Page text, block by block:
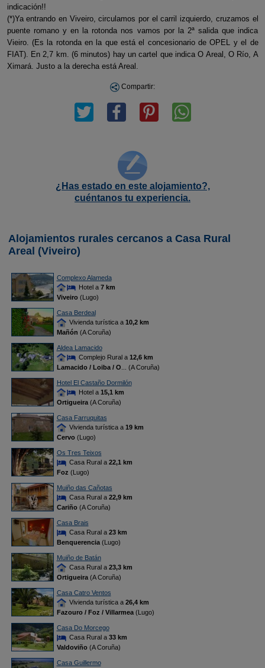
indicación!!
(*)Ya entrando en Viveiro, circulamos por el carril izquierdo, cruzamos el
puente romano y en la rotonda nos vamos por la 2ª salida que indica
Vieiro. (Es la rotonda en la que está el concesionario de OPEL y el de
FIAT). En 2,7 km. (6 minutos) hay un cartel que indica O Areal, O Río, A
Ximará. Justo a la derecha está Areal.
Compartir:
¿Has estado en este alojamiento?,
cuéntanos tu experiencia.
Alojamientos rurales cercanos a Casa Rural
Areal (Viveiro)
Complexo Alameda
Hotel a 7 km
Viveiro(Lugo)
Casa Berdeal
Vivienda turística a 10,2 km
Mañón (A Coruña)
Aldea Lamacido
Complejo Rural a 12,6 km
Lamacido / Loiba / O ... (A Coruña)
Hotel El Castaño Dormilón
Hotel a 15,1 km
Ortigueira(A Coruña)
Casa Farruquitas
Vivienda turística a 19 km
Cervo(Lugo)
Os Tres Teixos
Casa Rural a 22,1 km
Foz (Lugo)
Muiño das Cañotas
Casa Rural a 22,9 km
Cariño(A Coruña)
Casa Brais
Casa Rural a 23 km
Benquerencia(Lugo)
Muiño de Batán
Casa Rural a 23,3 km
Ortigueira(A Coruña)
Casa Catro Ventos
Vivienda turística a 26,4 km
Fazouro / Foz / Villarmea(Lugo)
Casa Do Morcego
Casa Rural a 33 km
Valdoviño(A Coruña)
Casa Guillermo